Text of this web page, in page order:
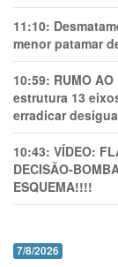
11:10:
menor patamar
10:59: RUMO
estrutura 13
erradicar
10:43: VÍDEO:
DECISÃO-
ESQUEMA!!!!
7/8/2026